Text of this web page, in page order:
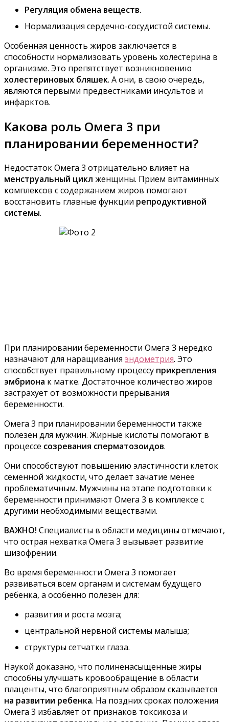
Регуляция обмена веществ.
Нормализация сердечно-сосудистой системы.
Особенная ценность жиров заключается в
способности нормализовать уровень холестерина в
организме. Это препятствует возникновению
холестериновых бляшек. А они, в свою очередь,
являются первыми предвестниками инсультов и
инфарктов.
Какова роль Омега 3 при
планировании беременности?
Недостаток Омега 3 отрицательно влияет на
менструальный цикл женщины. Прием витаминных
комплексов с содержанием жиров помогают
восстановить главные функции репродуктивной
системы.
При планировании беременности Омега 3 нередко
назначают для наращивания эндометрия. Это
способствует правильному процессу прикрепления
эмбриона к матке. Достаточное количество жиров
застрахует от возможности прерывания
беременности.
Омега 3 при планировании беременности также
полезен для мужчин. Жирные кислоты помогают в
процессе созревания сперматозоидов.
Они способствуют повышению эластичности клеток
семенной жидкости, что делает зачатие менее
проблематичным. Мужчины на этапе подготовки к
беременности принимают Омега 3 в комплексе с
другими необходимыми веществами.
ВАЖНО! Специалисты в области медицины отмечают,
что острая нехватка Омега 3 вызывает развитие
шизофрении.
Во время беременности Омега 3 помогает
развиваться всем органам и системам будущего
ребенка, а особенно полезен для:
развития и роста мозга;
центральной нервной системы малыша;
структуры сетчатки глаза.
Наукой доказано, что полиненасыщенные жиры
способны улучшать кровообращение в области
плаценты, что благоприятным образом сказывается
на развитии ребенка. На поздних сроках положения
Омега 3 избавляет от признаков токсикоза и